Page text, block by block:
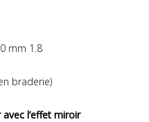
mm 1.8
braderie)
l’effet miroir